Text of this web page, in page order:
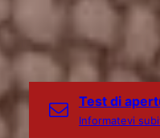
Test di
Informatevi